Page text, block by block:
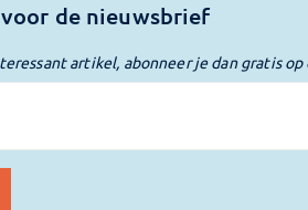
de nieuwsbrief
artikel, abonneer je dan gratis